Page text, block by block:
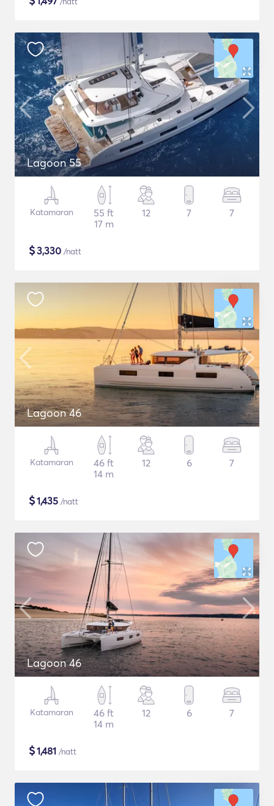
Lagoon 55
Katamaran
55 ft
17 m
12 7 7
$3,330 /natt
Lagoon 46
Katamaran
46 ft
14 m
12 6 7
$1,435 /natt
Lagoon 46
Katamaran
46 ft
14 m
12 6 7
$1,481 /natt